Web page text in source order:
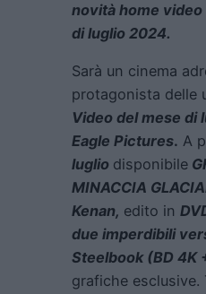
novità home
di luglio 2024.
Sarà un cinema
protagonista delle
Video del mese di
Eagle Pictures. A
luglio disponibile
MINACCIA
Kenan, edito in
due imperdibili
Steelbook (BD 4K
grafiche